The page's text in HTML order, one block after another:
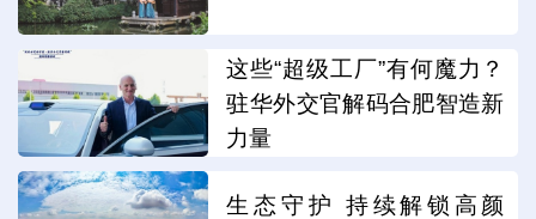
这些“超级工厂”有何魔力？
驻华外交官解码合肥智造新
力量
生态守护 持续解锁高颜